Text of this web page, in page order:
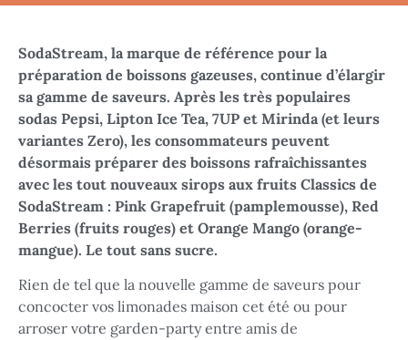
SodaStream, la marque de référence pour la
préparation de boissons gazeuses, continue d’élargir
sa gamme de saveurs. Après les très populaires
sodas Pepsi, Lipton Ice Tea, 7UP et Mirinda (et leurs
variantes Zero), les consommateurs peuvent
désormais préparer des boissons rafraîchissantes
avec les tout nouveaux sirops aux fruits Classics de
SodaStream : Pink Grapefruit (pamplemousse), Red
Berries (fruits rouges) et Orange Mango (orange-
mangue). Le tout sans sucre.
Rien de tel que la nouvelle gamme de saveurs pour
concocter vos limonades maison cet été ou pour
arroser votre garden-party entre amis de